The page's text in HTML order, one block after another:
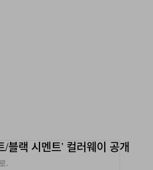
블랙 시멘트’ 컬러웨이 공개
.